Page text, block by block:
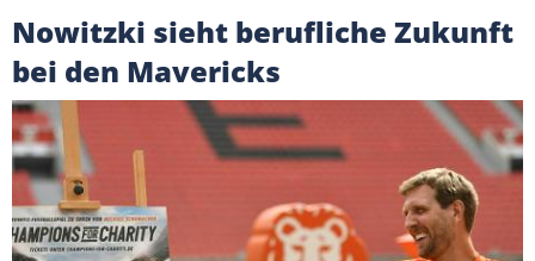
Nowitzki sieht berufliche Zukunft
bei den Mavericks